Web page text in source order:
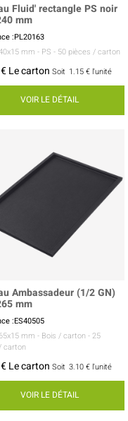
Fluid' rectangle PS noir
mm
:PL20163
mm - PS - 50 pièces / carton
Le carton Soit 1.15 € l'unité
VOIR LE DÉTAIL
Ambassadeur (1/2 GN)
mm
:ES40505
mm - Bois / carton - 25
carton
Le carton Soit 3.10 € l'unité
VOIR LE DÉTAIL